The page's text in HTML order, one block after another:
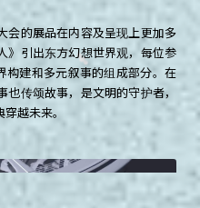
会的展品在内容及呈现上更加多
》引出东方幻想世界观，每位参
构建和多元叙事的组成部分。在
传颂故事，是文明的守护者，
越未来。